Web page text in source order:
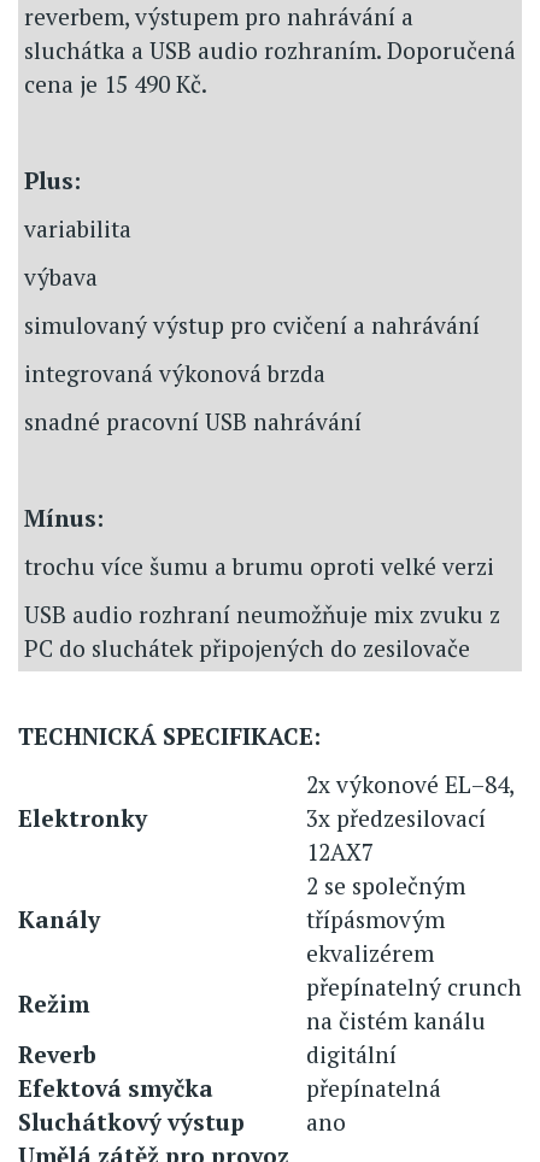
reverbem, výstupem pro nahrávání a
sluchátka a USB audio rozhraním. Doporučená
cena je 15 490 Kč.
Plus:
variabilita
výbava
simulovaný výstup pro cvičení a nahrávání
integrovaná výkonová brzda
snadné pracovní USB nahrávání
Mínus:
trochu více šumu a brumu oproti velké verzi
USB audio rozhraní neumožňuje mix zvuku z
PC do sluchátek připojených do zesilovače
TECHNICKÁ SPECIFIKACE:
Elektronky
2x výkonové EL–84,
3x předzesilovací
12AX7
Kanály
2 se společným
třípásmovým
ekvalizérem
Režim
přepínatelný crunch
na čistém kanálu
Reverb
digitální
Efektová smyčka
přepínatelná
Sluchátkový výstup
ano
Umělá zátěž pro provoz